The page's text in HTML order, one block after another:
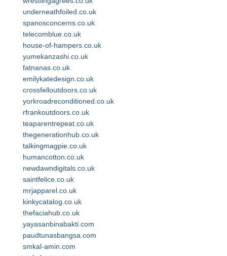
underneathfoiled.co.uk
spanosconcerns.co.uk
telecomblue.co.uk
house-of-hampers.co.uk
yumekanzashi.co.uk
fatnanas.co.uk
emilykatedesign.co.uk
crossfelloutdoors.co.uk
yorkroadreconditioned.co.uk
rfrankoutdoors.co.uk
teaparentrepeat.co.uk
thegenerationhub.co.uk
talkingmagpie.co.uk
humancotton.co.uk
newdawndigitals.co.uk
saintfelice.co.uk
mrjapparel.co.uk
kinkycatalog.co.uk
thefaciahub.co.uk
yayasanbinabakti.com
paudtunasbangsa.com
smkal-amin.com